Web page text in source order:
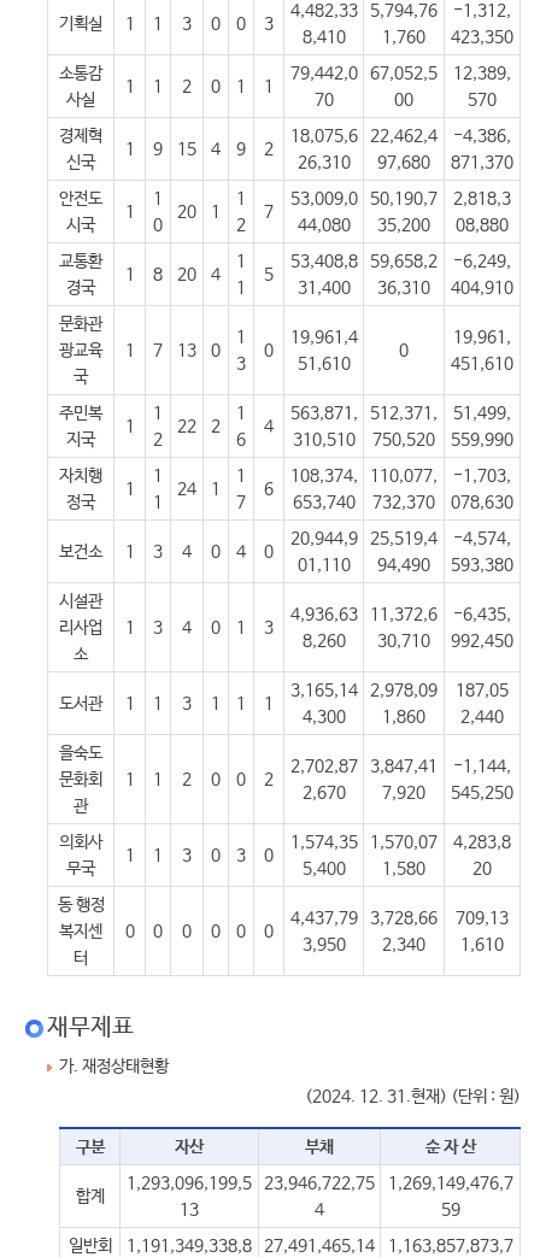
기획실 1 1 3 0 0 3
4,482,33
8,410
5,794,76
1,760
-1,312,
423,350
소통감
사실
1 1 2 0 1 1
79,442,0
70
67,052,5
00
12,389,
570
경제혁
신국
1 9 15 4 9 2
18,075,6
26,310
22,462,4
97,680
-4,386,
871,370
안전도
시국
1
1
0
20 1
1
2
7
53,009,0
44,080
50,190,7
35,200
2,818,3
08,880
교통환
경국
1 8 20 4
1
1
5
53,408,8
31,400
59,658,2
36,310
-6,249,
404,910
문화관
광교육
국
1 7 13 0
1
3
0
19,961,4
51,610
0
19,961,
451,610
주민복
지국
1
1
2
22 2
1
6
4
563,871,
310,510
512,371,
750,520
51,499,
559,990
자치행
정국
1
1
1
24 1
1
7
6
108,374,
653,740
110,077,
732,370
-1,703,
078,630
보건소 1 3 4 0 4 0
20,944,9
01,110
25,519,4
94,490
-4,574,
593,380
시설관
리사업
소
1 3 4 0 1 3
4,936,63
8,260
11,372,6
30,710
-6,435,
992,450
도서관 1 1 3 1 1 1
3,165,14
4,300
2,978,09
1,860
187,05
2,440
을숙도
문화회
관
1 1 2 0 0 2
2,702,87
2,670
3,847,41
7,920
-1,144,
545,250
의회사
무국
1 1 3 0 3 0
1,574,35
5,400
1,570,07
1,580
4,283,8
20
동 행정
복지센
터
0 0 0 0 0 0
4,437,79
3,950
3,728,66
2,340
709,13
1,610
재무제표
가. 재정상태현황
(2024. 12. 31.현재) (단위 : 원)
구분 자산 부채 순 자 산
합계
1,293,096,199,5
13
23,946,722,75
4
1,269,149,476,7
59
일반회
1,191,349,338,8
27,491,465,14
1,163,857,873,7